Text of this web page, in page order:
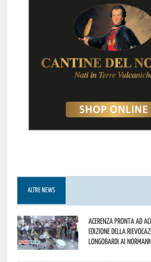
ALTRE NEWS
Acerenza pronta ad
edizione della
Longobardi ai